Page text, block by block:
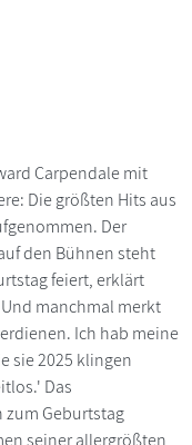
Carpendale mit
Die größten Hits aus
Der
den Bühnen steht
feiert, erklärt
manchmal merkt
Ich hab meine
sie 2025 klingen
Das
Geburtstag
seiner allergrößten